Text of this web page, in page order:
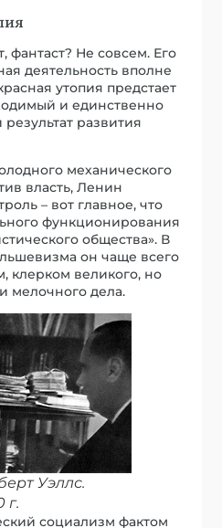
фантаст? Не совсем. Его
деятельность вполне
утопия предстает
и единственно
развития
механического
власть, Ленин
– вот главное, что
функционирования
общества». В
он чаще всего
клерком великого, но
мелочного дела.
Уэллс.
г.
социализм фактом